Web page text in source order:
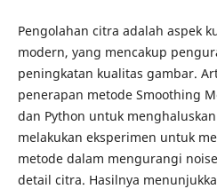
Pengolahan citra adalah aspek
modern, yang mencakup
peningkatan kualitas gambar.
penerapan metode Smoothing
dan Python untuk
melakukan eksperimen untuk
metode dalam mengurangi
detail citra. Hasilnya